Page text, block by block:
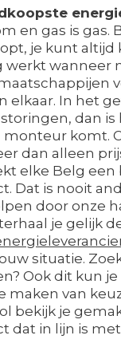
en gas is gas.
je kunt altijd
werkt wanneer
elkaar. In het
dan
monteur komt.
dan alleen
elke Belg een
Dat is nooit
door onze
je gelijk
situatie.
Ook dit kun
maken van
bekijk je
dat in lijn is